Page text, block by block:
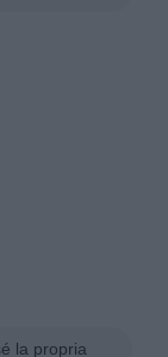
la propria